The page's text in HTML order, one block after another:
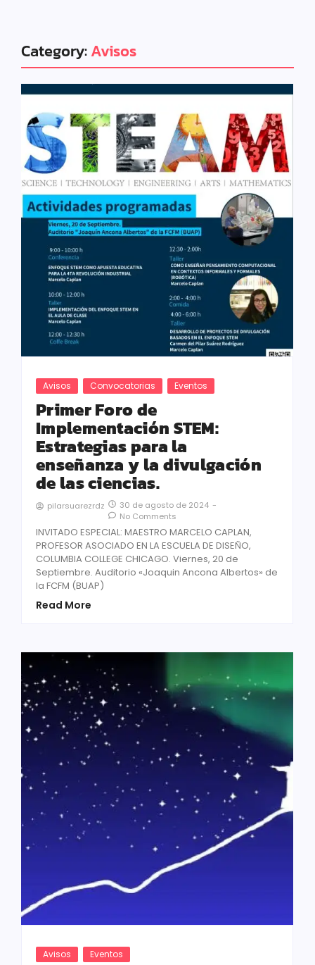
Category:Avisos
Avisos Convocatorias Eventos
Primer Foro de
Implementación STEM:
Estrategias para la
enseñanza y la divulgación
de las ciencias.
pilarsuarezrdz 30 de agosto de 2024 -
No Comments
INVITADO ESPECIAL: MAESTRO MARCELO CAPLAN,
PROFESOR ASOCIADO EN LA ESCUELA DE DISEÑO,
COLUMBIA COLLEGE CHICAGO. Viernes, 20 de
Septiembre. Auditorio «Joaquin Ancona Albertos» de
la FCFM (BUAP)
Read More
Avisos Eventos